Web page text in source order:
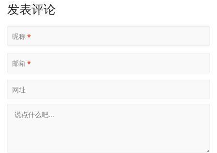
发表评论
昵称*
邮箱 *
网址